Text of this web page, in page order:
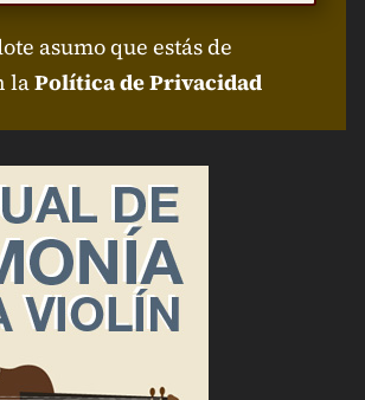
asumo que estás de
laPolítica de Privacidad